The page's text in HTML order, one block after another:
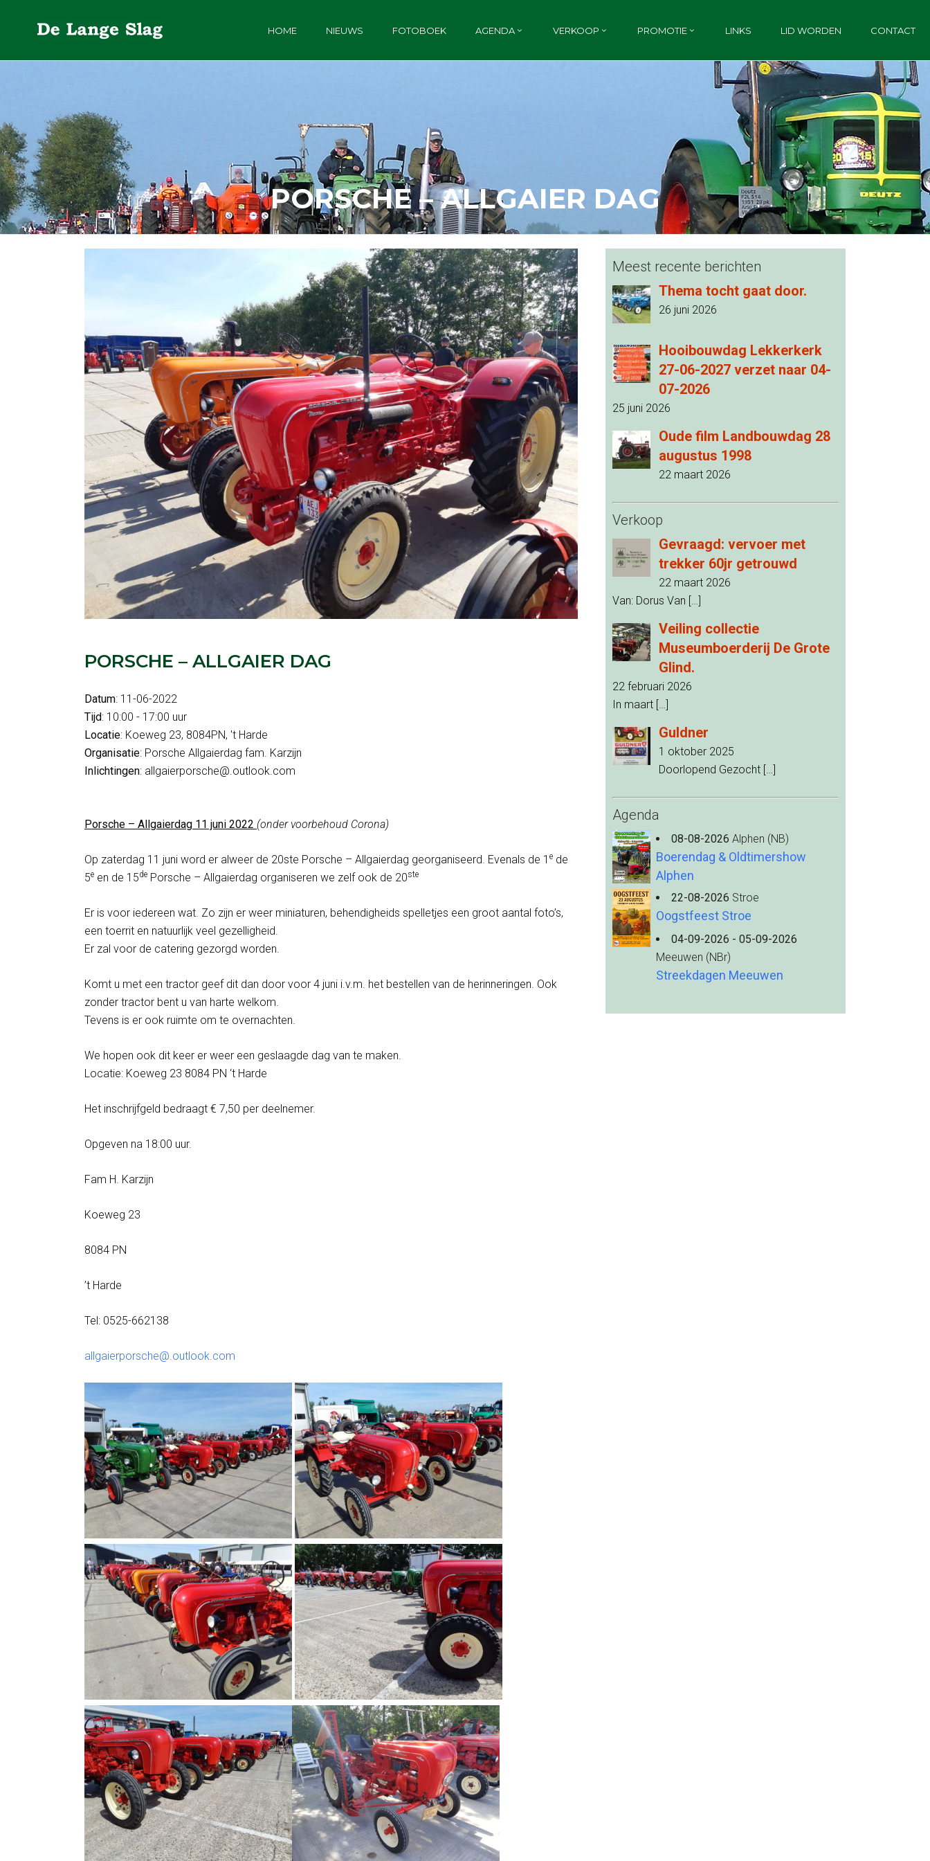
HOME NIEUWS FOTOBOEK AGENDA VERKOOP PROMOTIE LINKS LID WORDEN CONTACT
PORSCHE – ALLGAIER DAG
PORSCHE – ALLGAIER DAG
Datum: 11-06-2022
Tijd: 10:00 - 17:00 uur
Locatie: Koeweg 23, 8084PN, 't Harde
Organisatie: Porsche Allgaierdag fam. Karzijn
Inlichtingen: allgaierporsche@.outlook.com
Porsche – Allgaierdag 11 juni 2022 (onder voorbehoud Corona)
Op zaterdag 11 juni word er alweer de 20ste Porsche – Allgaierdag georganiseerd. Evenals de 1 e de
5e en de 15de Porsche – Allgaierdag organiseren we zelf ook de 20ste
Er is voor iedereen wat. Zo zijn er weer miniaturen, behendigheids spelletjes een groot aantal foto’s,
een toerrit en natuurlijk veel gezelligheid.
Er zal voor de catering gezorgd worden.
Komt u met een tractor geef dit dan door voor 4 juni i.v.m. het bestellen van de herinneringen. Ook
zonder tractor bent u van harte welkom.
Tevens is er ook ruimte om te overnachten.
We hopen ook dit keer er weer een geslaagde dag van te maken.
Locatie: Koeweg 23 8084 PN ‘t Harde
Het inschrijfgeld bedraagt € 7,50 per deelnemer.
Opgeven na 18:00 uur.
Fam H. Karzijn
Koeweg 23
8084 PN
’t Harde
Tel: 0525-662138
allgaierporsche@.outlook.com
Meest recente berichten
Thema tocht gaat door.
26 juni 2026
Hooibouwdag Lekkerkerk
27-06-2027 verzet naar 04-
07-2026
25 juni 2026
Oude film Landbouwdag 28
augustus 1998
22 maart 2026
Verkoop
Gevraagd: vervoer met
trekker 60jr getrouwd
22 maart 2026
Van: Dorus Van […]
Veiling collectie
Museumboerderij De Grote
Glind.
22 februari 2026
In maart […]
Guldner
1 oktober 2025
Doorlopend Gezocht […]
Agenda
08-08-2026 Alphen (NB)
Boerendag & Oldtimershow
Alphen
22-08-2026 Stroe
Oogstfeest Stroe
04-09-2026 - 05-09-2026
Meeuwen (NBr)
Streekdagen Meeuwen